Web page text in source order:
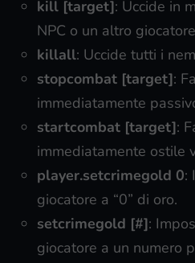
kill [target]: Uccide in
NPC o un altro
killall: Uccide tutti i
stopcombat [target]:
immediatamente
startcombat [target]:
immediatamente ostile
player.setcrimegold 0:
giocatore a “0” di oro.
setcrimegold [#]:
giocatore a un numero